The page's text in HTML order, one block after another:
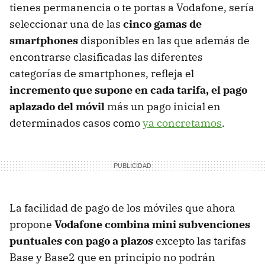
tienes permanencia o te portas a Vodafone, sería
seleccionar una de las cinco gamas de
smartphones disponibles en las que además de
encontrarse clasificadas las diferentes
categorías de smartphones, refleja el
incremento que supone en cada tarifa, el pago
aplazado del móvil más un pago inicial en
determinados casos comoya concretamos.
La facilidad de pago de los móviles que ahora
propone Vodafone combina mini subvenciones
puntuales con pago a plazosexcepto las tarifas
Base y Base2 que en principio no podrán